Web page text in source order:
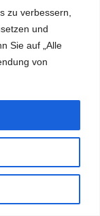
zu verbessern,
und
Sie auf „Alle
von